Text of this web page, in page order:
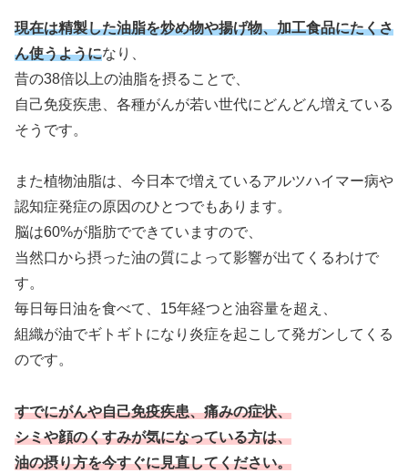
現在は精製した油脂を炒め物や揚げ物、加工食品にたくさ
ん使うようになり、
昔の38倍以上の油脂を摂ることで、
自己免疫疾患、各種がんが若い世代にどんどん増えている
そうです。
また植物油脂は、今日本で増えているアルツハイマー病や
認知症発症の原因のひとつでもあります。
脳は60%が脂肪でできていますので、
当然口から摂った油の質によって影響が出てくるわけで
す。
毎日毎日油を食べて、15年経つと油容量を超え、
組織が油でギトギトになり炎症を起こして発ガンしてくる
のです。
すでにがんや自己免疫疾患、痛みの症状、
シミや顔のくすみが気になっている方は、
油の摂り方を今すぐに見直してください。